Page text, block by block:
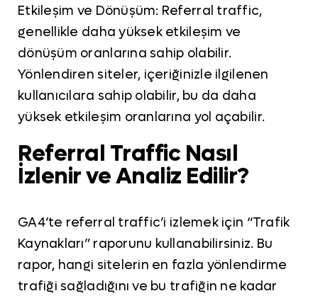
Etkileşim ve Dönüşüm: Referral traffic,
genellikle daha yüksek etkileşim ve
dönüşüm oranlarına sahip olabilir.
Yönlendiren siteler, içeriğinizle ilgilenen
kullanıcılara sahip olabilir, bu da daha
yüksek etkileşim oranlarına yol açabilir.
Referral Traffic Nasıl
İzlenir ve Analiz Edilir?
GA4’te referral traffic’i izlemek için “Trafik
Kaynakları” raporunu kullanabilirsiniz. Bu
rapor, hangi sitelerin en fazla yönlendirme
trafiği sağladığını ve bu trafiğin ne kadar